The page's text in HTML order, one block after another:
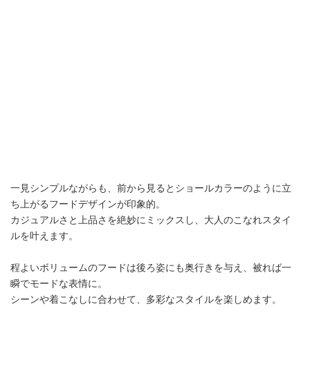
一見シンプルながらも、前から見るとショールカラーのように立
ち上がるフードデザインが印象的。
カジュアルさと上品さを絶妙にミックスし、大人のこなれスタイ
ルを叶えます。
程よいボリュームのフードは後ろ姿にも奥行きを与え、被れば一
瞬でモードな表情に。
シーンや着こなしに合わせて、多彩なスタイルを楽しめます。